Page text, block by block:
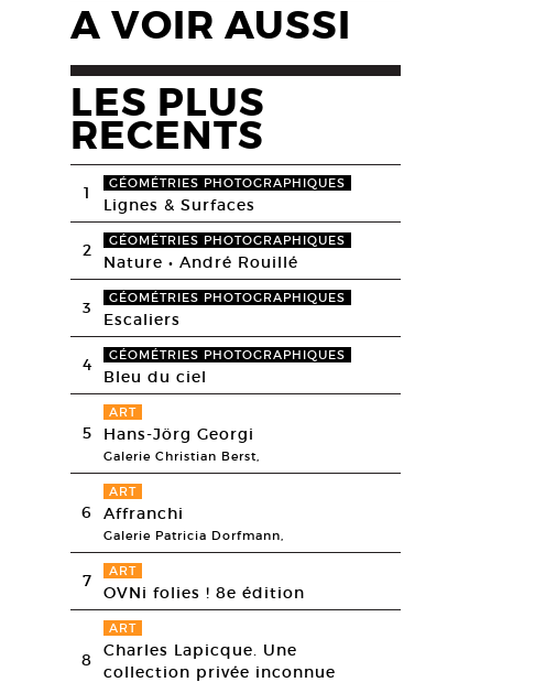
A VOIR AUSSI
LES PLUS
RECENTS
1 GÉOMÉTRIES PHOTOGRAPHIQUES
Lignes & Surfaces
2 GÉOMÉTRIES PHOTOGRAPHIQUES
Nature • André Rouillé
3 GÉOMÉTRIES PHOTOGRAPHIQUES
Escaliers
4 GÉOMÉTRIES PHOTOGRAPHIQUES
Bleu du ciel
5
ART
Hans-Jörg Georgi
Galerie Christian Berst,
6
ART
Affranchi
Galerie Patricia Dorfmann,
7 ART
OVNi folies ! 8e édition
8
ART
Charles Lapicque. Une
collection privée inconnue